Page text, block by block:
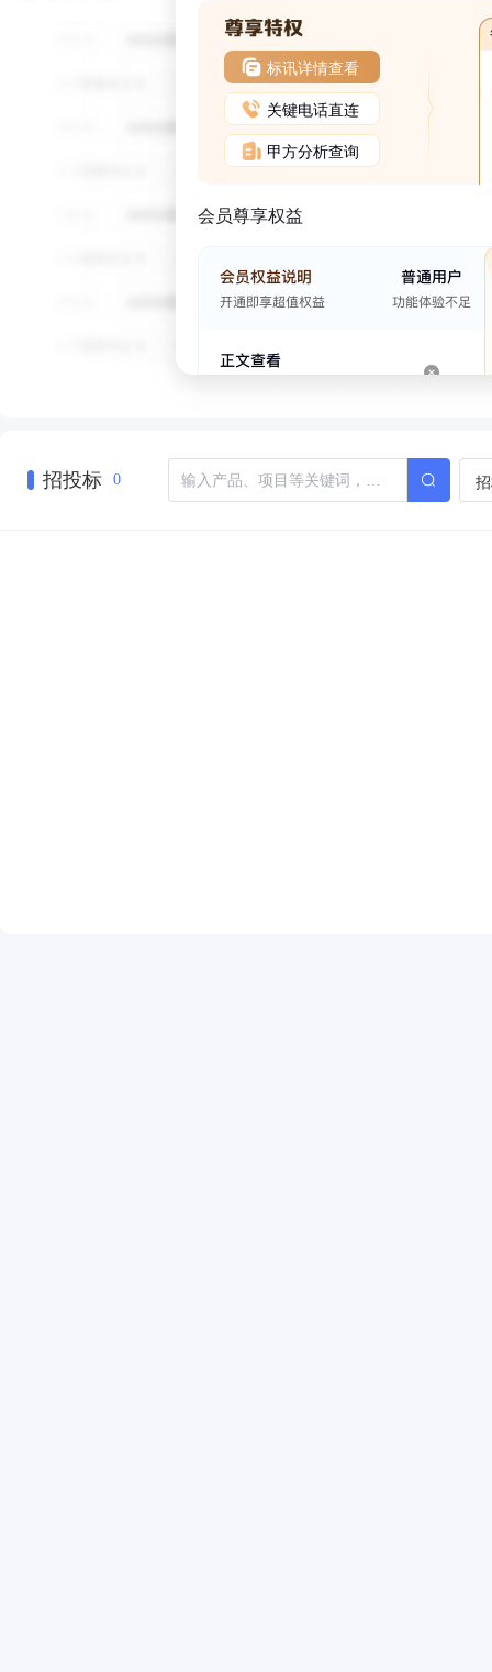
标讯详情查看
关键电话直连
甲方分析查询
会员尊享权益
招投标 0